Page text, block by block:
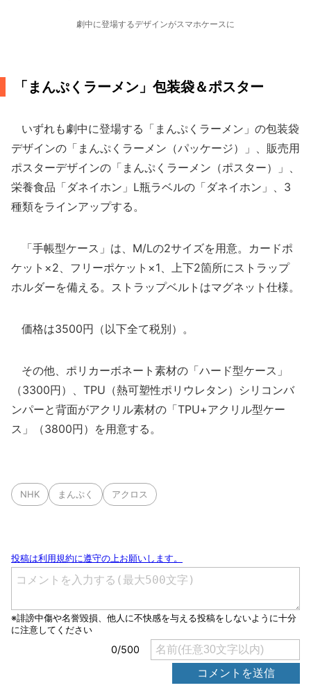
劇中に登場するデザインがスマホケースに
「まんぷくラーメン」包装袋＆ポスター
いずれも劇中に登場する「まんぷくラーメン」の包装袋
デザインの「まんぷくラーメン（パッケージ）」、販売用
ポスターデザインの「まんぷくラーメン（ポスター）」、
栄養食品「ダネイホン」L瓶ラベルの「ダネイホン」、3
種類をラインアップする。
「手帳型ケース」は、M/Lの2サイズを用意。カードポ
ケット×2、フリーポケット×1、上下2箇所にストラップ
ホルダーを備える。ストラップベルトはマグネット仕様。
価格は3500円（以下全て税別）。
その他、ポリカーボネート素材の「ハード型ケース」
（3300円）、TPU（熱可塑性ポリウレタン）シリコンバ
ンパーと背面がアクリル素材の「TPU+アクリル型ケー
ス」（3800円）を用意する。
NHK まんぷく アクロス